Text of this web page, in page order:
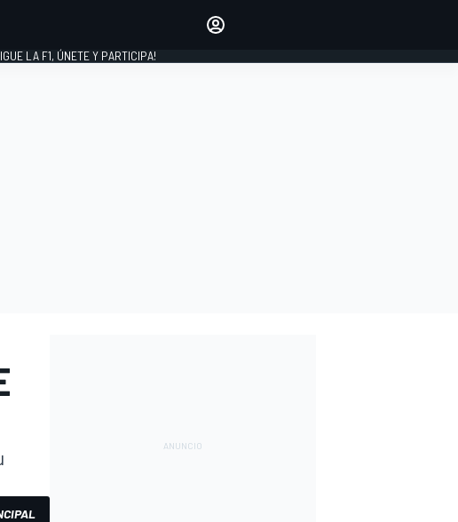
LA F1, ÚNETE Y PARTICIPA!